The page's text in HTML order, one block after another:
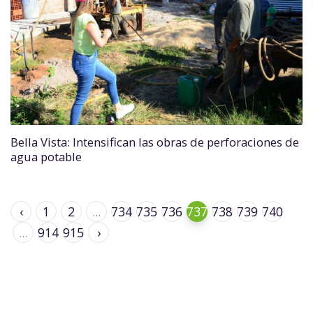
Bella Vista: Intensifican las obras de perforaciones de
agua potable
‹ 1 2 ... 734 735 736 737 738 739 740
...
914 915 ›